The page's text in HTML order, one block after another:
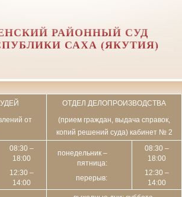
РАЙОННЫЙ СУД
САХА (ЯКУТИЯ)
от
ОТДЕЛ ДЕЛОПРОИЗВОДСТВА
(прием граждан, выдача справок,
копий решений суда) кабинет № 2
08:30 –
18:00
12:30 –
14:00
понедельник –
пятница:
перерыв:
08:30 –
18:00
12:30 –
14:00